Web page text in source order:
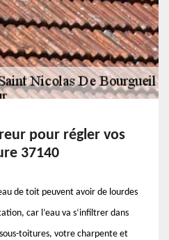
pour régler vos
37140
de toit peuvent avoir de lourdes
car l’eau va s’infiltrer dans
toitures, votre charpente et